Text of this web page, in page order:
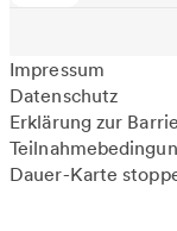
Impressum
Datenschutz
Erklärung zur
Dauer-Karte